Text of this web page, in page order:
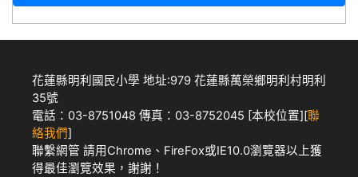
花蓮縣明利國民小學 地址:979 花蓮縣萬榮鄉明利村明利
35號
電話：03-8751048 傳真：03-8752045 [本校位置][聯
絡我們]
聯繫網管 請用 Chrome 、 FireFox或IE10.0瀏覽器以上獲
得最佳瀏覽效果，謝謝！